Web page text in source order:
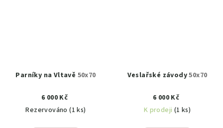
Parníky na Vltavě 50x70
6 000 Kč
Rezervováno(1 ks)
Veslařské závody50x70
6 000 Kč
K prodeji (1 ks)